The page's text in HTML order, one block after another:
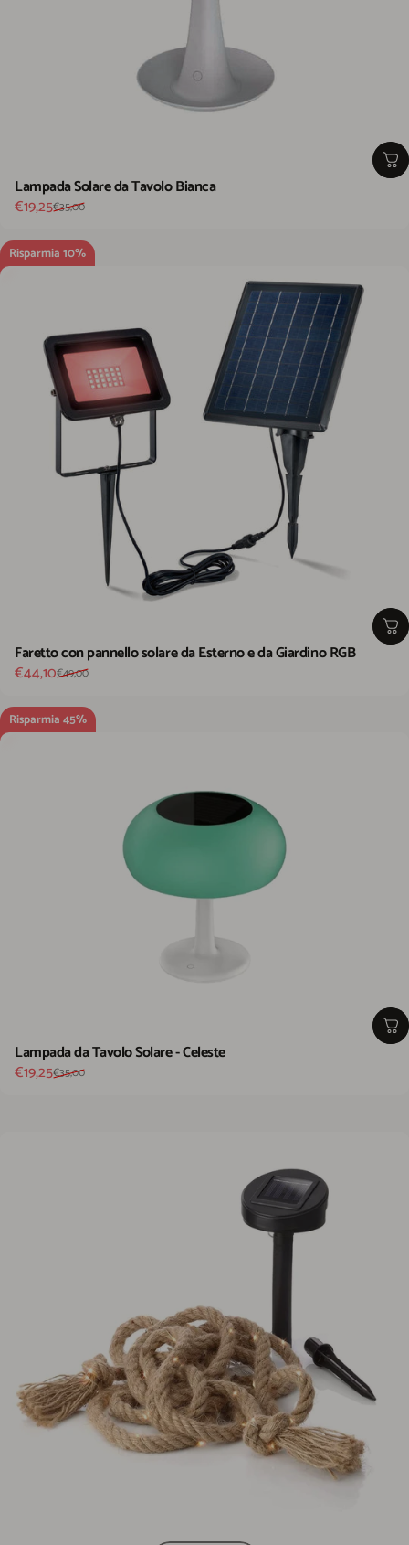
Lampada Solare da Tavolo Bianca
Prezzo scontato
€19,25
Prezzo di listino
€35,00
Risparmia 10%
Faretto con pannello solare da Esterno e da Giardino RGB
Prezzo scontato
€44,10
Prezzo di listino
€49,00
Risparmia 45%
Lampada da Tavolo Solare - Celeste
Prezzo scontato
€19,25
Prezzo di listino
€35,00